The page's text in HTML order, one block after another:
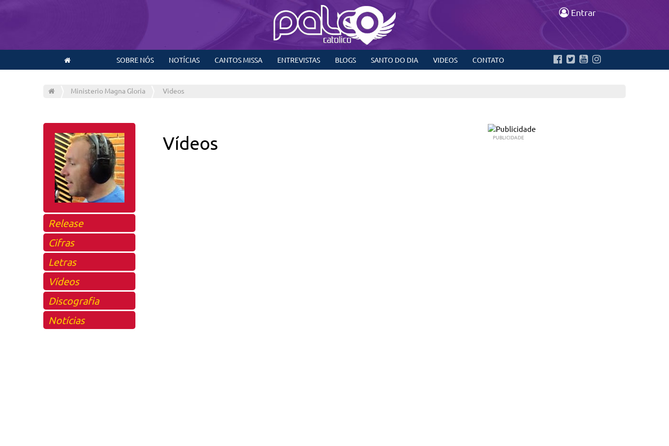
Entrar
SOBRE NÓS NOTÍCIAS CANTOS MISSA ENTREVISTAS BLOGS SANTO DO DIA VIDEOS CONTATO
Ministerio Magna Gloria Videos
Release
Cifras
Letras
Vídeos
Discografia
Notícias
Vídeos PUBLICIDADE